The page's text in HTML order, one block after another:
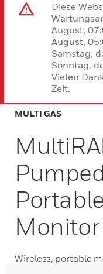
Diese
August,
August,
Samstag,
Sonntag,
Vielen
Zeit.
MULTI GAS
Monitor
Wireless, portable